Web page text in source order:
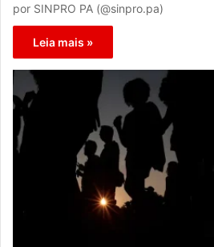
por SINPRO PA (@sinpro.pa)
Leia mais »